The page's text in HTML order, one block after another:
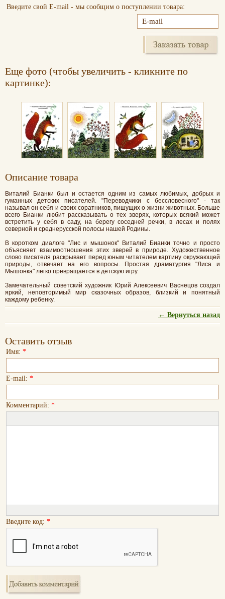
Введите свой E-mail - мы сообщим о поступлении товара:
Еще фото (чтобы увеличить - кликните по
картинке):
Oписание товара
Виталий Бианки был и остается одним из самых любимых, добрых и
гуманных детских писателей. "Переводчики с бессловесного" - так
называл он себя и своих соратников, пишущих о жизни животных. Больше
всего Бианки любит рассказывать о тех зверях, которых всякий может
встретить у себя в саду, на берегу соседней речки, в лесах и полях
северной и среднерусской полосы нашей Родины.
В коротком диалоге "Лис и мышонок" Виталий Бианки точно и просто
объясняет взаимоотношения этих зверей в природе. Художественное
слово писателя раскрывает перед юным читателем картину окружающей
природы, отвечает на его вопросы. Простая драматургия "Лиса и
Мышонка" легко превращается в детскую игру.
Замечательный советский художник Юрий Алексеевич Васнецов создал
яркий, неповторимый мир сказочных образов, близкий и понятный
каждому ребенку.
← Вернуться назад
Оставить отзыв
Имя: *
E-mail: *
Комментарий: *
Введите код: *